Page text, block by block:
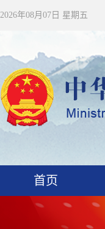
2026年08月07日 星期五
首页